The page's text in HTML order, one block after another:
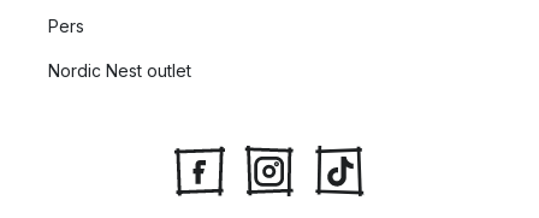
Pers
Nordic Nest outlet